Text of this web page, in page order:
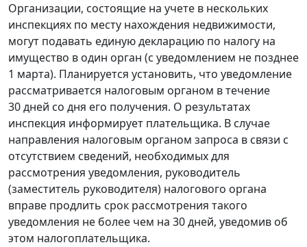
Организации, состоящие на учете в нескольких
инспекциях по месту нахождения недвижимости,
могут подавать единую декларацию по налогу на
имущество в один орган (с уведомлением не позднее
1 марта). Планируется установить, что уведомление
рассматривается налоговым органом в течение
30 дней со дня его получения. О результатах
инспекция информирует плательщика. В случае
направления налоговым органом запроса в связи с
отсутствием сведений, необходимых для
рассмотрения уведомления, руководитель
(заместитель руководителя) налогового органа
вправе продлить срок рассмотрения такого
уведомления не более чем на 30 дней, уведомив об
этом налогоплательщика.